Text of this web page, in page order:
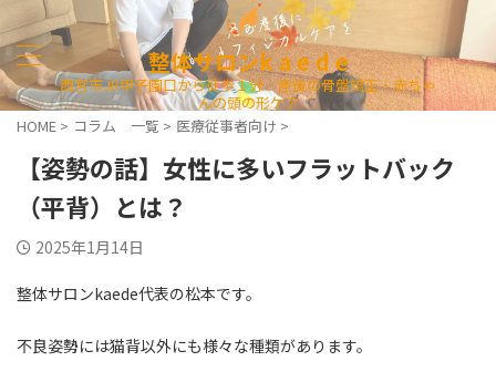
整体サロンk a e d e
西宮市JR甲子園口から徒歩１分 産後の骨盤矯正・赤ちゃ
んの頭の形ケア
HOME > コラム 一覧 > 医療従事者向け >
【姿勢の話】女性に多いフラットバック
（平背）とは？
2025年1月14日
整体サロンkaede代表の松本です。
不良姿勢には猫背以外にも様々な種類があります。